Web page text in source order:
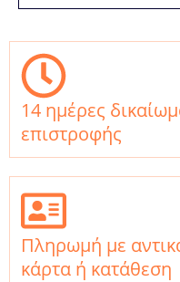
14 ημέρες
επιστροφής
Πληρωμή με
κάρτα ή κατάθεση